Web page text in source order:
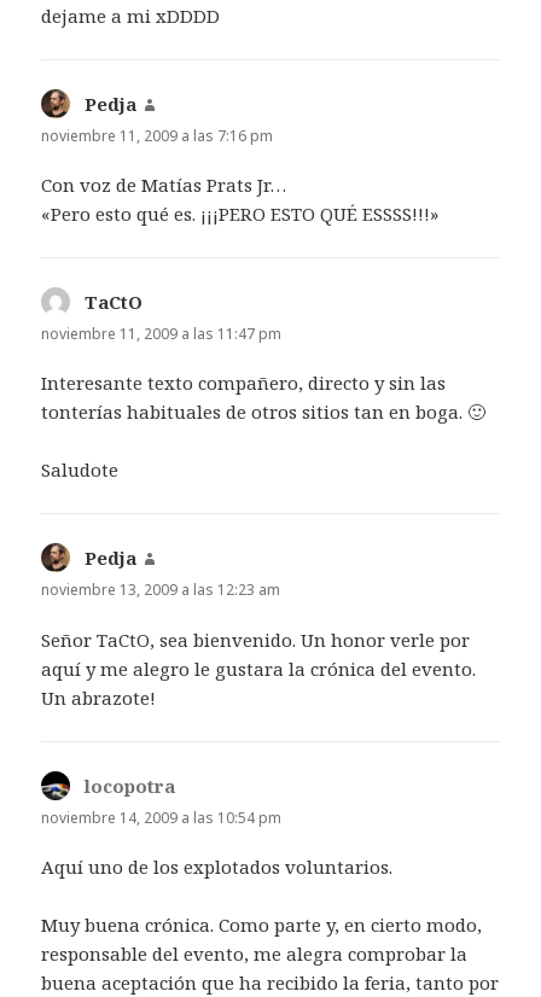
dejame a mi xDDDD
Pedja
noviembre 11, 2009 a las 7:16 pm
Con voz de Matías Prats Jr…
«Pero esto qué es. ¡¡¡PERO ESTO QUÉ ESSSS!!!»
TaCtO
noviembre 11, 2009 a las 11:47 pm
Interesante texto compañero, directo y sin las
tonterías habituales de otros sitios tan en boga. 🙂
Saludote
Pedja
noviembre 13, 2009 a las 12:23 am
Señor TaCtO, sea bienvenido. Un honor verle por
aquí y me alegro le gustara la crónica del evento.
Un abrazote!
locopotra
noviembre 14, 2009 a las 10:54 pm
Aquí uno de los explotados voluntarios.
Muy buena crónica. Como parte y, en cierto modo,
responsable del evento, me alegra comprobar la
buena aceptación que ha recibido la feria, tanto por